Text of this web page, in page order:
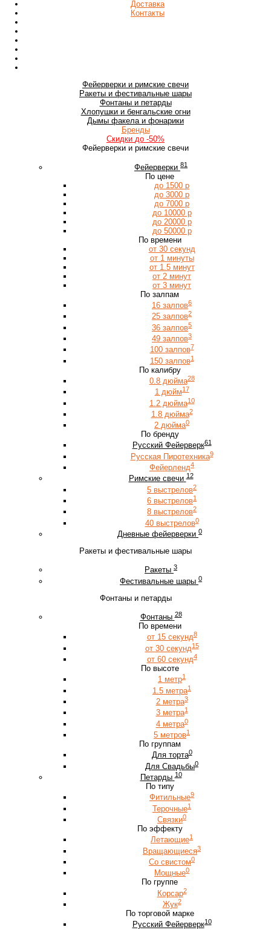
Доставка
Контакты
Фейерверки и римские свечи
Ракеты и фестивальные шары
Фонтаны и петарды
Хлопушки и бенгальские огни
Дымы факела и фонарики
Бренды
Скидки до -50%
Фейерверки и римские свечи
Фейерверки 81
По цене
до 1500 р
до 3000 р
до 7000 р
до 10000 р
до 20000 р
до 50000 р
По времени
от 30 секунд
от 1 минуты
от 1.5 минут
от 2 минут
от 3 минут
По залпам
16 залпов6
25 залпов2
36 залпов5
49 залпов3
100 залпов7
150 залпов1
По калибру
0.8 дюйма28
1 дюйм17
1.2 дюйма10
1.8 дюйма2
2 дюйма0
По бренду
Русский Фейерверк61
Русская Пиротехника9
Фейерленд4
Римские свечи 12
5 выстрелов2
6 выстрелов1
8 выстрелов2
40 выстрелов0
Дневные фейерверки 0
Ракеты и фестивальные шары
Ракеты 3
Фестивальные шары 0
Фонтаны и петарды
Фонтаны 28
По времени
от 15 секунд8
от 30 секунд15
от 60 секунд4
По высоте
1 метр1
1.5 метра1
2 метра3
3 метра1
4 метра0
5 метров1
По группам
Для торта0
Для Свадьбы0
Петарды 10
По типу
Фитильные9
Терочные1
Связки0
По эффекту
Летающие1
Вращающиеся3
Со свистом0
Мощные0
По группе
Корсар2
Жук2
По торговой марке
Русский Фейерверк10